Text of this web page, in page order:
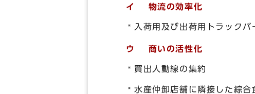
イ 物流の効率化
入荷用及び出荷用トラックバ
ウ 商いの活性化
買出人動線の集約
水産仲卸店舗に隣接した綜合